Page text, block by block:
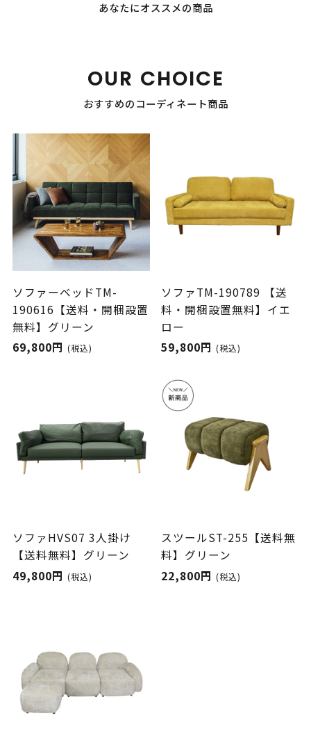
あなたにオススメの商品
OUR CHOICE
おすすめのコーディネート商品
ソファーベッドTM-
190616【送料・開梱設置
無料】グリーン
69,800円 (税込)
ソファTM-190789 【送
料・開梱設置無料】イエ
ロー
59,800円(税込)
ソファHVS07 3人掛け
【送料無料】グリーン
49,800円 (税込)
スツールST-255【送料無
料】グリーン
22,800円(税込)